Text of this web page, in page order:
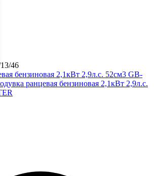
46
бензиновая 2,1кВт 2,9л.с. 52см3 GB-
ранцевая бензиновая 2,1кВт 2,9л.с.